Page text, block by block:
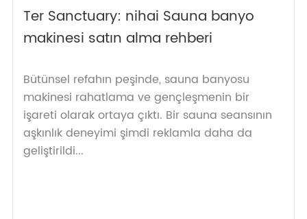
Ter Sanctuary: nihai Sauna banyo
makinesi satın alma rehberi
Bütünsel refahın peşinde, sauna banyosu
makinesi rahatlama ve gençleşmenin bir
işareti olarak ortaya çıktı. Bir sauna seansının
aşkınlık deneyimi şimdi reklamla daha da
geliştirildi...